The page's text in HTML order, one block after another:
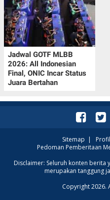
Jadwal GOTF MLBB
2026: All Indonesian
Final, ONIC Incar Status
Juara Bertahan
Sitemap |
Pedoman Pemberitaan
Disclaimer: Seluruh konten berita
merupakan tanggung
Copyright 2026.